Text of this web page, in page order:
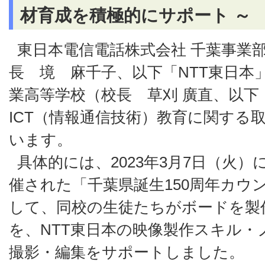
材育成を積極的にサポート ～
東日本電信電話株式会社 千葉事業
長 境 麻千子、以下「NTT東日本
業高等学校（校長 草刈 廣直、以下
ICT（情報通信技術）教育に関する
います。
具体的には、2023年3月7日（火）
催された「千葉県誕生150周年カウ
して、同校の生徒たちがボードを
を、NTT東日本の映像製作スキル
撮影・編集をサポートしました。